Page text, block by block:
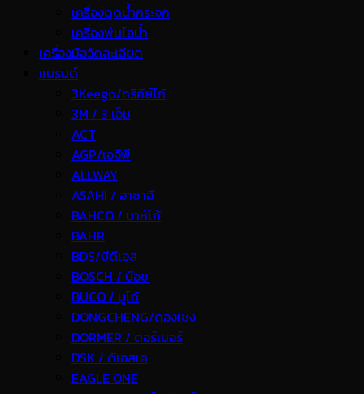
เครื่องดูดน้ำกระจก
เครื่องพ่นไอน้ำ
เครื่องมือวัดละเอียด
แบรนด์
3Keego/ทรีคีย์โก้
3M / 3 เอ็ม
ACT
AGP/เอจีพี
ALLWAY
ASAHI / อาซาฮี
BAHCO / บาห์โก้
BAHR
BDS/บีดีเอส
BOSCH / บ๊อช
BUCO / บูโก้
DONGCHENG/ดองเชง
DORMER / ดอร์เมอร์
DSK / ดีเอสเค
EAGLE ONE